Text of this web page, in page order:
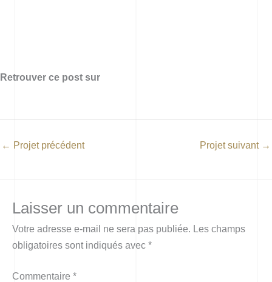
Retrouver ce post sur
← Projet précédent Projet suivant →
Laisser un commentaire
Votre adresse e-mail ne sera pas publiée. Les champs
obligatoires sont indiqués avec *
Commentaire *